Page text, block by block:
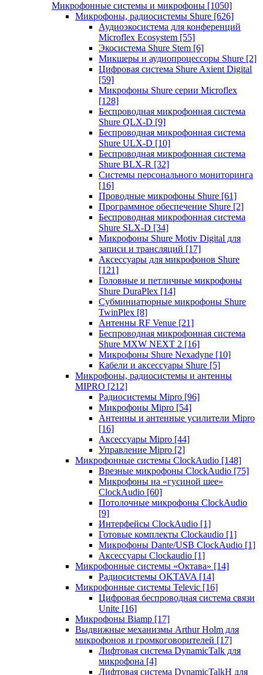
Микрофонные системы и микрофоны [1050]
Микрофоны, радиосистемы Shure [626]
Аудиоэкосистема для конференций
Microflex Ecosystem [55]
Экосистема Shure Stem [6]
Микшеры и аудиопроцессоры Shure [2]
Цифровая система Shure Axient Digital
[59]
Микрофоны Shure серии Microflex
[128]
Беспроводная микрофонная система
Shure QLX-D [9]
Беспроводная микрофонная система
Shure ULX-D [10]
Беспроводная микрофонная система
Shure BLX-R [32]
Системы персонального мониторинга
[16]
Проводные микрофоны Shure [61]
Программное обеспечение Shure [2]
Беспроводная микрофонная система
Shure SLX-D [34]
Микрофоны Shure Motiv Digital для
записи и трансляций [17]
Аксессуары для микрофонов Shure
[121]
Головные и петличные микрофоны
Shure DuraPlex [14]
Субминиатюрные микрофоны Shure
TwinPlex [8]
Антенны RF Venue [21]
Беспроводная микрофонная система
Shure MXW NEXT 2 [16]
Микрофоны Shure Nexadyne [10]
Кабели и аксессуары Shure [5]
Микрофоны, радиосистемы и антенны
MIPRO [212]
Радиосистемы Mipro [96]
Микрофоны Mipro [54]
Антенны и антенные усилители Mipro
[16]
Аксессуары Mipro [44]
Управление Mipro [2]
Микрофонные системы ClockAudio [148]
Врезные микрофоны ClockAudio [75]
Микрофоны на «гусиной шее»
ClockAudio [60]
Потолочные микрофоны ClockAudio
[9]
Интерфейсы ClockAudio [1]
Готовые комплекты Clockaudio [1]
Микрофоны Dante/USB ClockAudio [1]
Аксессуары Clockaudio [1]
Микрофонные системы «Октава» [14]
Радиосистемы OKTAVA [14]
Микрофонные системы Televic [16]
Цифровая беспроводная система связи
Unite [16]
Микрофоны Biamp [17]
Выдвижные механизмы Arthur Holm для
микрофонов и громкоговорителей [17]
Лифтовая система DynamicTalk для
микрофона [4]
Лифтовая система DynamicTalkH для